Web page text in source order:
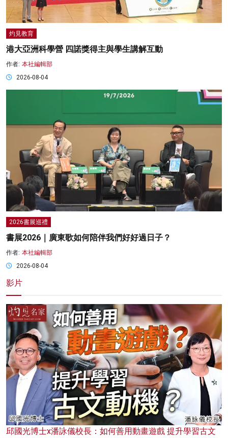
灼見教育
港大亞洲科學營 四諾獎得主與學生講解互動
作者: 本社編輯部
2026-08-04
2026書展巡禮
書展2026｜廣東歌如何陪伴我們好好過日子？
作者: 本社編輯部
2026-08-04
影片
邱國光博士x潘詠儀校長：如何善用動畫遊戲 提升學習古文